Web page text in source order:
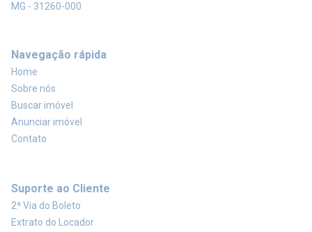
MG - 31260-000
Navegação rápida
Home
Sobre nós
Buscar imóvel
Anunciar imóvel
Contato
Suporte ao Cliente
2ª Via do Boleto
Extrato do Locador